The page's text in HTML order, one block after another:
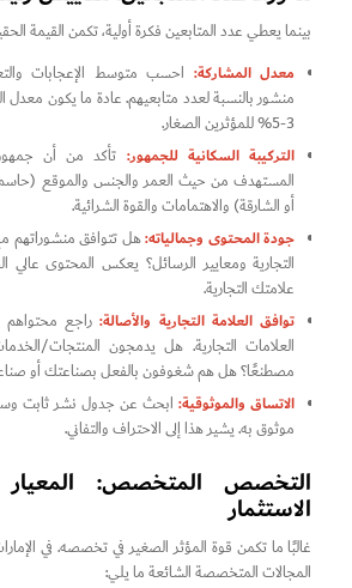
بينما يعطي عدد المتابعين فكرة أولية، تكمن القيمة
معدل المشاركة: احسب متوسط الإعجابات
منشور بالنسبة لعدد متابعيهم. عادة ما يكون
3-5% للمؤثرين الصغار.
التركيبة السكانية للجمهور: تأكد من أن
المستهدف من حيث العمر والجنس والموقع (حاسم
أو الشارقة) والاهتمامات والقوة الشرائية.
جودة المحتوى وجمالياته:هل تتوافق منشوراتهم
التجارية ومعايير الرسائل؟ يعكس المحتوى
علامتك التجارية.
توافق العلامة التجارية والأصالة:راجع محتواهم
العلامات التجارية. هل يدمجون المنتجات/
مصطنعًا؟ هل هم شغوفون بالفعل بصناعتك أو
الاتساق والموثوقية:ابحث عن جدول نشر ثابت
موثوق به. يشير هذا إلى الاحتراف والتفاني.
التخصص المتخصص: المعيار
الاستثمار
غالبًا ما تكمن قوة المؤثر الصغير في تخصصه. في
المجالات المتخصصة الشائعة ما يلي: